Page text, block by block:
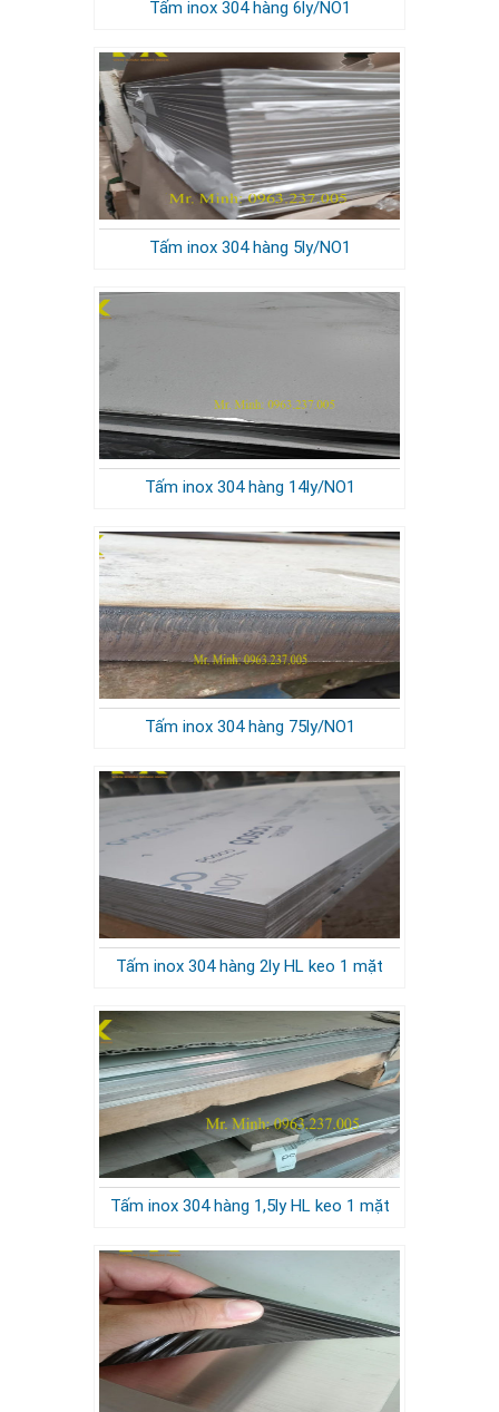
Tấm inox 304 hàng 6ly/NO1
Tấm inox 304 hàng 5ly/NO1
Tấm inox 304 hàng 14ly/NO1
Tấm inox 304 hàng 75ly/NO1
Tấm inox 304 hàng 2ly HL keo 1 mặt
Tấm inox 304 hàng 1,5ly HL keo 1 mặt